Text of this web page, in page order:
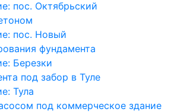
пос. Октябрьский
пос. Новый
фундамента
Березки
под забор в Туле
Тула
под коммерческое здание